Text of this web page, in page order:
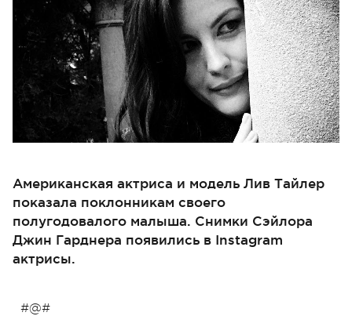
Американская актриса и модель Лив Тайлер
показала поклонникам своего
полугодовалого малыша. Снимки Сэйлора
Джин Гарднера появились в Instagram
актрисы.
#@#